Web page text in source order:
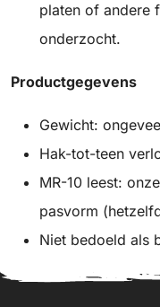
platen of andere
onderzocht.
Productgegevens
Gewicht:
Hak-tot-teen
MR-10 leest:
pasvorm
Niet bedoeld als